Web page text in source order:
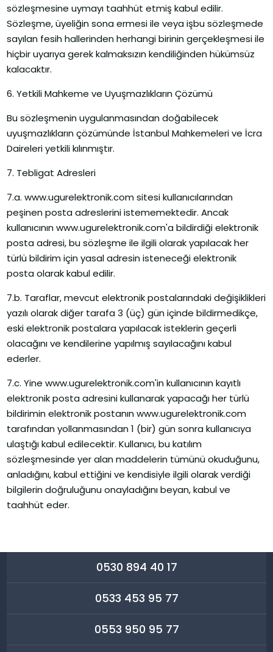
sözleşmesine uymayı taahhüt etmiş kabul edilir.
Sözleşme, üyeliğin sona ermesi ile veya işbu sözleşmede
sayılan fesih hallerinden herhangi birinin gerçekleşmesi ile
hiçbir uyarıya gerek kalmaksızın kendiliğinden hükümsüz
kalacaktır.
6. Yetkili Mahkeme ve Uyuşmazlıkların Çözümü
Bu sözleşmenin uygulanmasından doğabilecek
uyuşmazlıkların çözümünde İstanbul Mahkemeleri ve İcra
Daireleri yetkili kılınmıştır.
7. Tebligat Adresleri
7.a. www.ugurelektronik.com sitesi kullanıcılarından
peşinen posta adreslerini istememektedir. Ancak
kullanıcının www.ugurelektronik.com'a bildirdiği elektronik
posta adresi, bu sözleşme ile ilgili olarak yapılacak her
türlü bildirim için yasal adresin isteneceği elektronik
posta olarak kabul edilir.
7.b. Taraflar, mevcut elektronik postalarındaki değişiklikleri
yazılı olarak diğer tarafa 3 (üç) gün içinde bildirmedikçe,
eski elektronik postalara yapılacak isteklerin geçerli
olacağını ve kendilerine yapılmış sayılacağını kabul
ederler.
7.c. Yine www.ugurelektronik.com'in kullanıcının kayıtlı
elektronik posta adresini kullanarak yapacağı her türlü
bildirimin elektronik postanın www.ugurelektronik.com
tarafından yollanmasından 1 (bir) gün sonra kullanıcıya
ulaştığı kabul edilecektir. Kullanıcı, bu katılım
sözleşmesinde yer alan maddelerin tümünü okuduğunu,
anladığını, kabul ettiğini ve kendisiyle ilgili olarak verdiği
bilgilerin doğruluğunu onayladığını beyan, kabul ve
taahhüt eder.
0530 894 40 17
0533 453 95 77
0553 950 95 77